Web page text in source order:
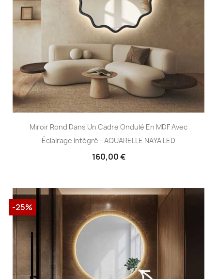
Miroir Rond Dans Un Cadre Ondulé En MDF Avec
Éclairage Intégré - AQUARELLE NAYA LED
160,00 €
-25%